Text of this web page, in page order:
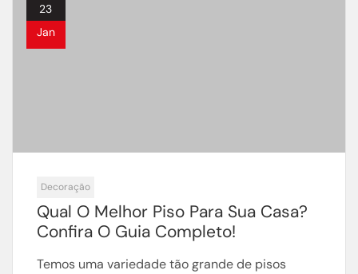
23
Jan
Decoração
Qual O Melhor Piso Para Sua Casa?
Confira O Guia Completo!
Temos uma variedade tão grande de pisos